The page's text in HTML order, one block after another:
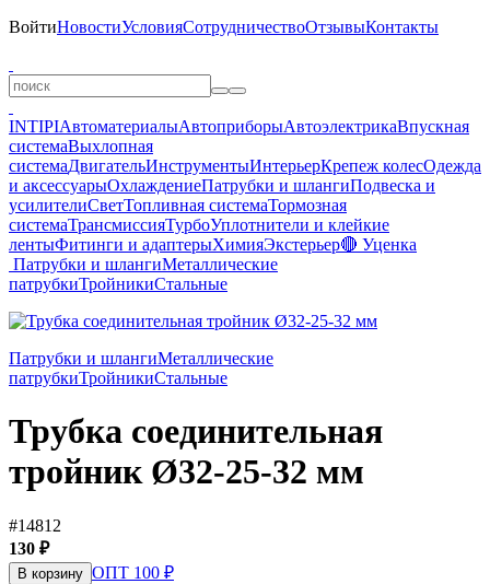
ВойтиНовостиУсловияСотрудничествоОтзывыКонтакты
INTIPIАвтоматериалыАвтоприборыАвтоэлектрикаВпускная
системаВыхлопная
системаДвигательИнструментыИнтерьерКрепеж колесОдежда
и аксессуарыОхлаждениеПатрубки и шлангиПодвеска и
усилителиСветТопливная системаТормозная
системаТрансмиссияТурбоУплотнители и клейкие
лентыФитинги и адаптерыХимияЭкстерьер🔴 Уценка
Патрубки и шлангиМеталлические
патрубкиТройникиСтальные
Патрубки и шлангиМеталлические
патрубкиТройникиСтальные
Трубка соединительная
тройник Ø32-25-32 мм
#14812
130 ₽
В корзину ОПТ 100 ₽